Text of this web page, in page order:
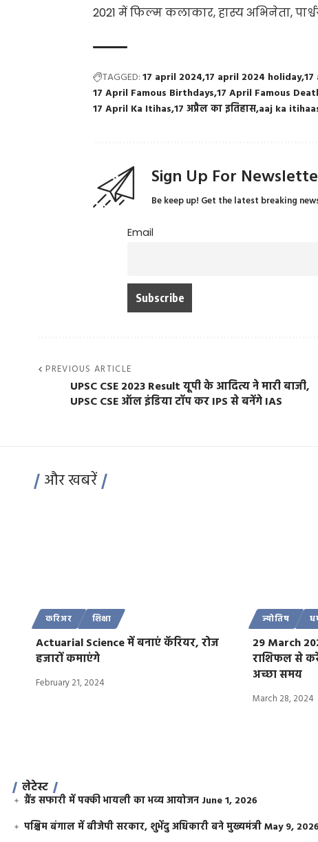
2021 में फिल्म कलाकार, हास्य अभिनेता,
TAGGED:17 april 202417 april 2024 holiday
17 April Famous Birthdays17 April Famous
17 April Ka Itihas17 अप्रैल का इतिहास aaj ka
Sign Up For
Be keep up! Get the latest breaking
Email
PREVIOUS ARTICLE
UPSC CSE 2023 Result यूपी के आदित्य ने मारी बाजी,
UPSC CSE ऑल इंडिया टॉप कर IPS से बनेंगे IAS
और खबरें
करिअर शिक्षा
Actuarial Science में बनाएं कॅरियर, रोज
हजारों कमाएंगे
February 21, 2024
ज्योतिष
29 March
राशिफल से
अच्छा समय
March 28, 2024
लेटेस्ट
ग्रैंड सफारी में पक्की भायली का भव्य आयोजन June 1, 2026
पश्चिम बंगाल में बीजेपी सरकार, शुभेंदु अधिकारी बने मुख्यमंत्रीMay 9, 2026